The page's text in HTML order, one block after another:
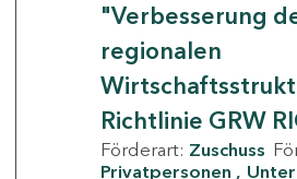
"Verbesserung
regionalen
Richtlinie GRW
Förderart: Zuschuss
Privatpersonen